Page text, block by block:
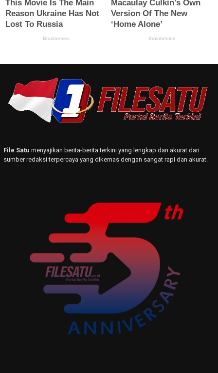
File Satu menyajikan berita-berita terkini yang lengkap dan akurat dari
sumber redaksi terpercaya yang dikemas dengan sangat rapi dan akurat.